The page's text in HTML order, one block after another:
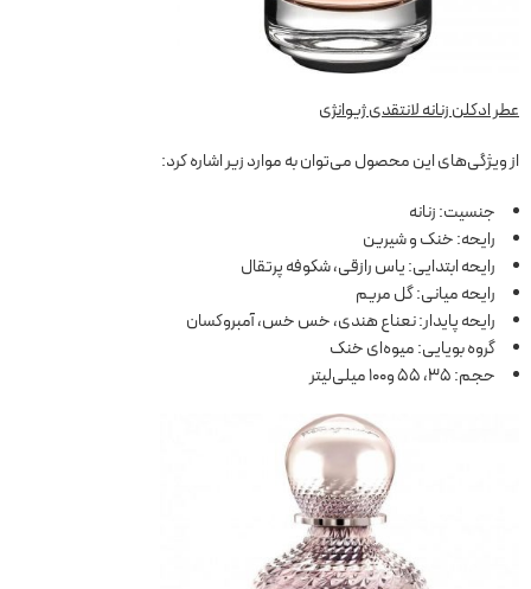
عطر ادکلن زنانه لانتقدی ژیوانژی
از ویژگی‌های این محصول می‌توان به موارد زیر اشاره کرد:
جنسیت: زنانه
رایحه: خنک و شیرین
رایحه ابتدایی: یاس رازقی، شکوفه پرتقال
رایحه میانی: گل مریم
رایحه پایدار: نعناع هندی، خس خس، آمبروکسان
گروه بویایی: میوه‌ای خنک
حجم: 35، 55 و100 میلی‌لیتر